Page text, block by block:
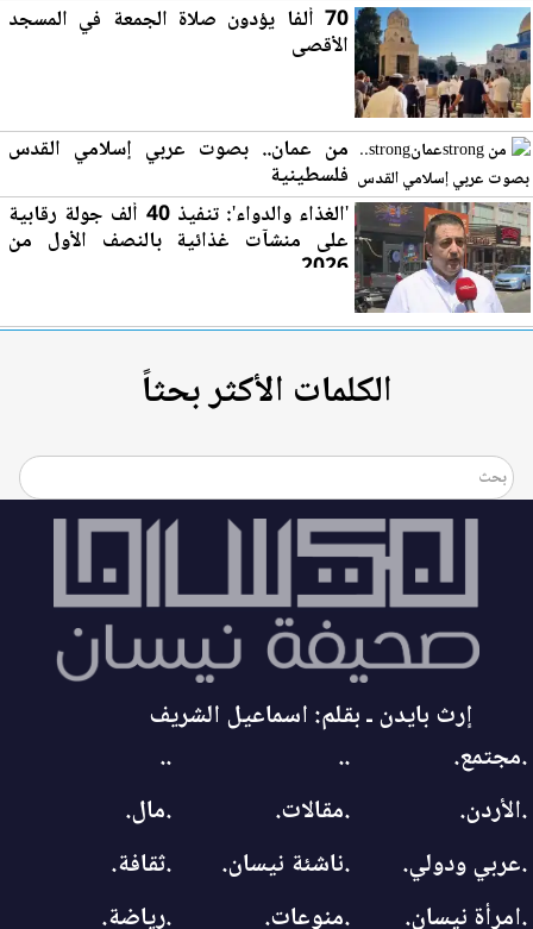
70 ألفا يؤدون صلاة الجمعة في المسجد
الأقصى
من عمان.. بصوت عربي إسلامي القدس
فلسطينية
'الغذاء والدواء': تنفيذ 40 ألف جولة رقابية
على منشآت غذائية بالنصف الأول من
2026
الكلمات الأكثر بحثاً
إرث بايدن ـ بقلم: اسماعيل الشريف
.مجتمع.
..
..
.الأردن.
.مقالات.
.مال.
.عربي ودولي.
.ناشئة نيسان.
.ثقافة.
.امرأة نيسان.
.منوعات. .رياضة.